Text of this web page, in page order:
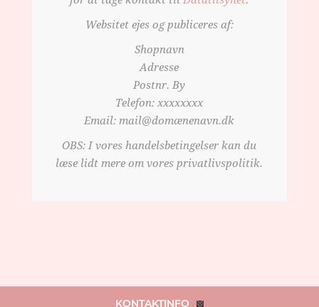
Websitet ejes og publiceres af:
Shopnavn
Adresse
Postnr. By
Telefon: xxxxxxxx
Email: mail@domænenavn.dk
OBS: I vores handelsbetingelser kan du
læse lidt mere om vores privatlivspolitik.
KONTAKTINFO